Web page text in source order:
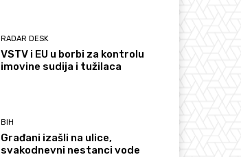
RADAR DESK
VSTV i EU u borbi za kontrolu
imovine sudija i tužilaca
BIH
Građani izašli na ulice,
svakodnevni nestanci vode